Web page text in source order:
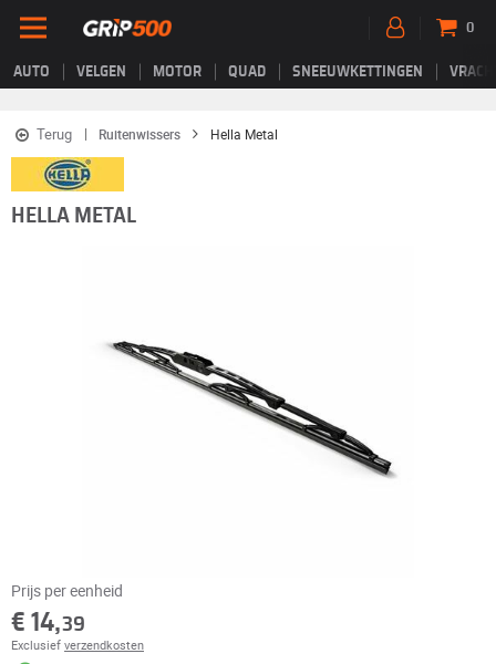
AUTO VELGEN MOTOR QUAD SNEEUWKETTINGEN
0
Terug Ruitenwissers Hella Metal
HELLA METAL
Prijs per eenheid
€ 14,39
Exclusief verzendkosten